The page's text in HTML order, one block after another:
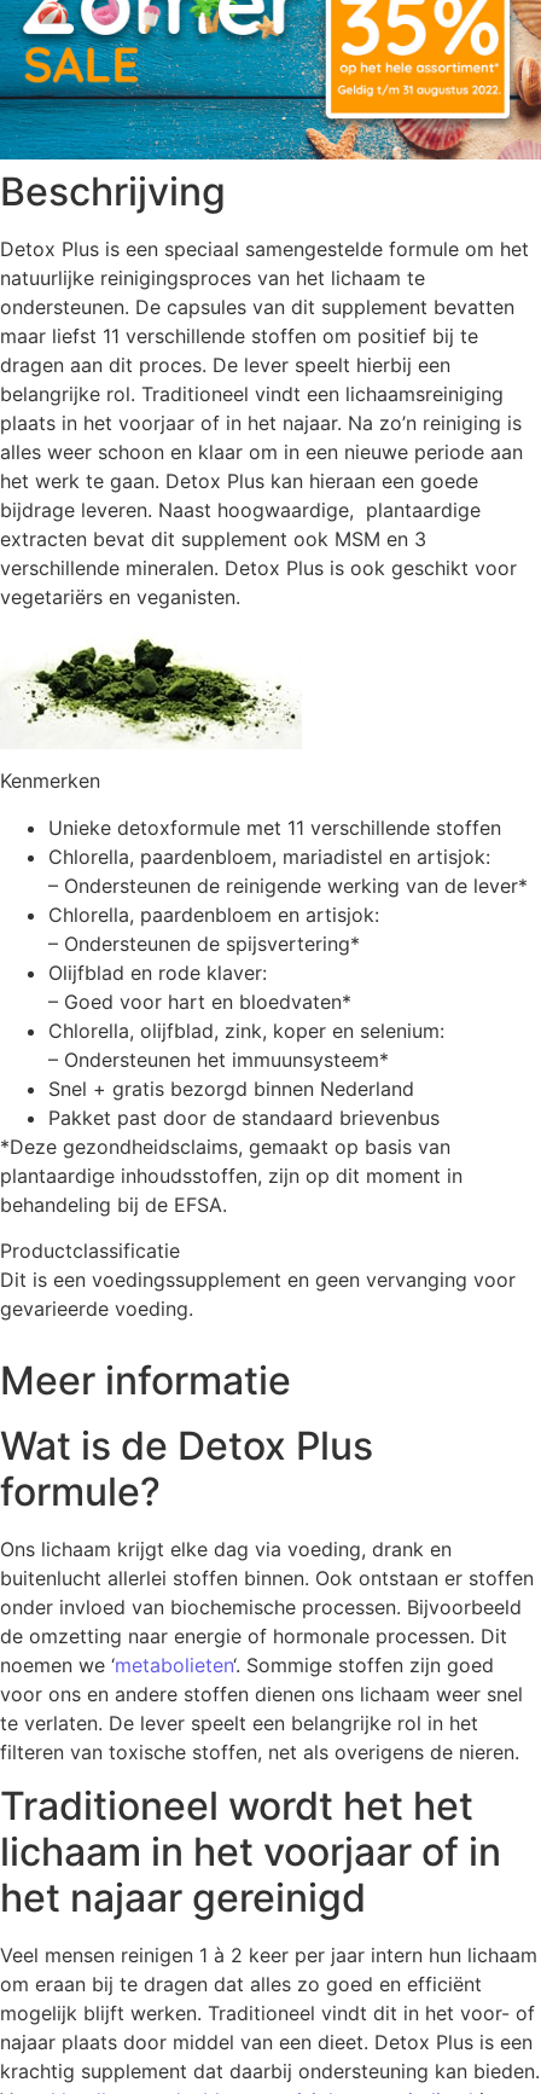
Beschrijving
Detox Plus is een speciaal samengestelde formule om het
natuurlijke reinigingsproces van het lichaam te
ondersteunen. De capsules van dit supplement bevatten
maar liefst 11 verschillende stoffen om positief bij te
dragen aan dit proces. De lever speelt hierbij een
belangrijke rol. Traditioneel vindt een lichaamsreiniging
plaats in het voorjaar of in het najaar. Na zo’n reiniging is
alles weer schoon en klaar om in een nieuwe periode aan
het werk te gaan. Detox Plus kan hieraan een goede
bijdrage leveren. Naast hoogwaardige, plantaardige
extracten bevat dit supplement ook MSM en 3
verschillende mineralen. Detox Plus is ook geschikt voor
vegetariërs en veganisten.
Kenmerken
Unieke detoxformule met 11 verschillende stoffen
Chlorella, paardenbloem, mariadistel en artisjok:
– Ondersteunen de reinigende werking van de lever*
Chlorella, paardenbloem en artisjok:
– Ondersteunen de spijsvertering*
Olijfblad en rode klaver:
– Goed voor hart en bloedvaten*
Chlorella, olijfblad, zink, koper en selenium:
– Ondersteunen het immuunsysteem*
Snel + gratis bezorgd binnen Nederland
Pakket past door de standaard brievenbus
*Deze gezondheidsclaims, gemaakt op basis van
plantaardige inhoudsstoffen, zijn op dit moment in
behandeling bij de EFSA.
Productclassificatie
Dit is een voedingssupplement en geen vervanging voor
gevarieerde voeding.
Meer informatie
Wat is de Detox Plus
formule?
Ons lichaam krijgt elke dag via voeding, drank en
buitenlucht allerlei stoffen binnen. Ook ontstaan er stoffen
onder invloed van biochemische processen. Bijvoorbeeld
de omzetting naar energie of hormonale processen. Dit
noemen we ‘metabolieten‘. Sommige stoffen zijn goed
voor ons en andere stoffen dienen ons lichaam weer snel
te verlaten. De lever speelt een belangrijke rol in het
filteren van toxische stoffen, net als overigens de nieren.
Traditioneel wordt het het
lichaam in het voorjaar of in
het najaar gereinigd
Veel mensen reinigen 1 à 2 keer per jaar intern hun lichaam
om eraan bij te dragen dat alles zo goed en efficiënt
mogelijk blijft werken. Traditioneel vindt dit in het voor- of
najaar plaats door middel van een dieet. Detox Plus is een
krachtig supplement dat daarbij ondersteuning kan bieden.